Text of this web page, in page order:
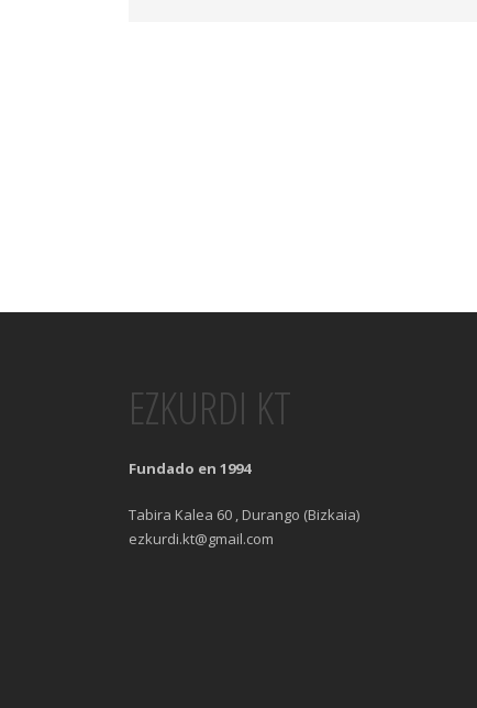
EZKURDI KT
Fundado en 1994
Tabira Kalea 60 , Durango (Bizkaia)
ezkurdi.kt@gmail.com